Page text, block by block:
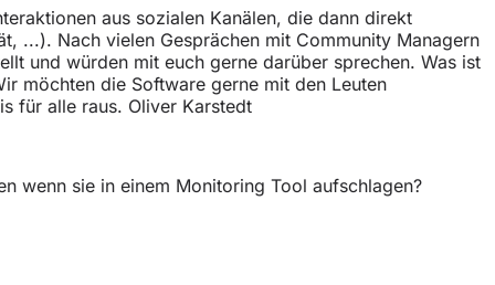
aus sozialen Kanälen, die dann direkt
...). Nach vielen Gesprächen mit Community Managern
und würden mit euch gerne darüber sprechen. Was ist
möchten die Software gerne mit den Leuten
für alle raus. Oliver Karstedt
wenn sie in einem Monitoring Tool aufschlagen?